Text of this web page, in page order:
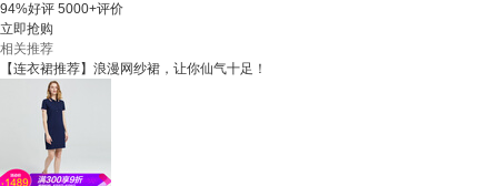
94%好评 5000+评价
立即抢购
相关推荐
【连衣裙推荐】浪漫网纱裙，让你仙气十足！